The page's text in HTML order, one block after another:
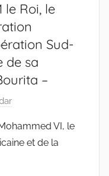
le Roi, le
Sud-
de sa
–
VI, le
et de la